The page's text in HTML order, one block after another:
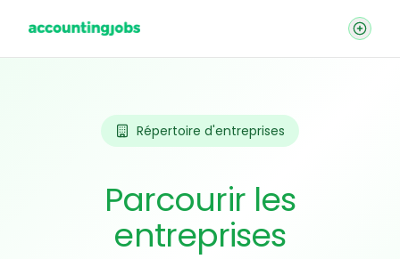
Répertoire d'entreprises
Parcourir les
entreprises